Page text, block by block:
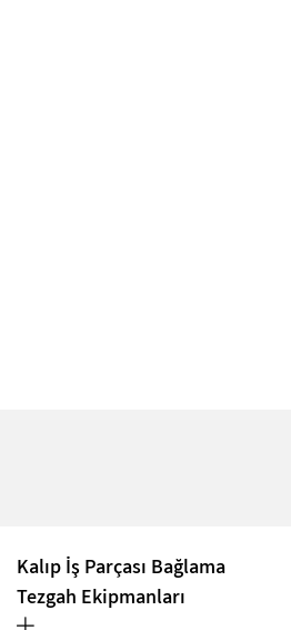
Kalıp İş Parçası Bağlama
Tezgah Ekipmanları